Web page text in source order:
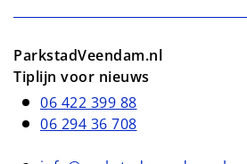
ParkstadVeendam.nl
Tiplijn voor nieuws
06 422 399 88
06 294 36 708